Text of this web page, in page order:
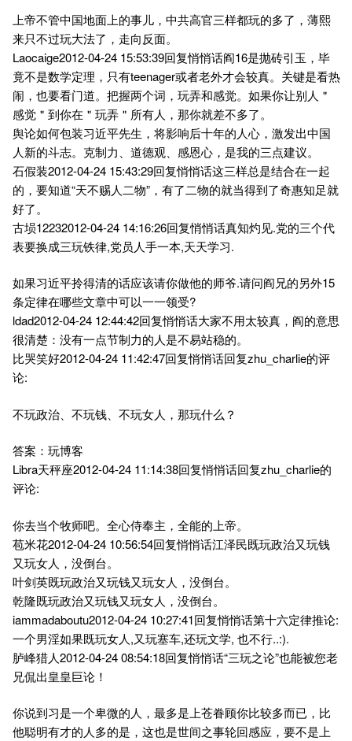
上帝不管中国地面上的事儿，中共高官三样都玩的多了，薄熙
来只不过玩大法了，走向反面。
Laocaige2012-04-24 15:53:39回复悄悄话阎16是抛砖引玉，毕
竟不是数学定理，只有teenager或者老外才会较真。关键是看热
闹，也要看门道。把握两个词，玩弄和感觉。如果你让别人＂
感觉＂到你在＂玩弄＂所有人，那你就差不多了。
舆论如何包装习近平先生，将影响后十年的人心，激发出中国
人新的斗志。克制力、道德观、感恩心，是我的三点建议。
石假装2012-04-24 15:43:29回复悄悄话这三样总是结合在一起
的，要知道“天不赐人二物”，有了二物的就当得到了奇惠知足就
好了。
古埙12232012-04-24 14:16:26回复悄悄话真知灼见.党的三个代
表要换成三玩铁律,党员人手一本,天天学习.
如果习近平拎得清的话应该请你做他的师爷.请问阎兄的另外15
条定律在哪些文章中可以一一领受?
ldad2012-04-24 12:44:42回复悄悄话大家不用太较真，阎的意思
很清楚：没有一点节制力的人是不易站稳的。
比哭笑好2012-04-24 11:42:47回复悄悄话回复zhu_charlie的评
论:
不玩政治、不玩钱、不玩女人，那玩什么？
答案：玩博客
Libra天秤座2012-04-24 11:14:38回复悄悄话回复zhu_charlie的
评论:
你去当个牧师吧。全心侍奉主，全能的上帝。
苞米花2012-04-24 10:56:54回复悄悄话江泽民既玩政治又玩钱
又玩女人，没倒台。
叶剑英既玩政治又玩钱又玩女人，没倒台。
乾隆既玩政治又玩钱又玩女人，没倒台。
iammadaboutu2012-04-24 10:27:41回复悄悄话第十六定律推论:
一个男淫如果既玩女人,又玩塞车,还玩文学, 也不行..:).
胪峰猎人2012-04-24 08:54:18回复悄悄话“三玩之论”也能被您老
兄侃出皇皇巨论！
你说到习是一个卑微的人，最多是上苍眷顾你比较多而已，比
他聪明有才的人多的是，这也是世间之事轮回感应，要不是上